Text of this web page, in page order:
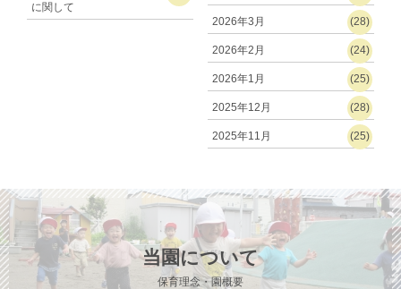
に関して
2026年3月 (28)
2026年2月 (24)
2026年1月 (25)
2025年12月 (28)
2025年11月 (25)
当園について
保育理念・園概要